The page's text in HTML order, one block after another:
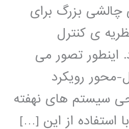
چالشی بزرگ برای
ی کنترل
تصور می
رویکرد
سیستم های نهفته
استفاده از این […]